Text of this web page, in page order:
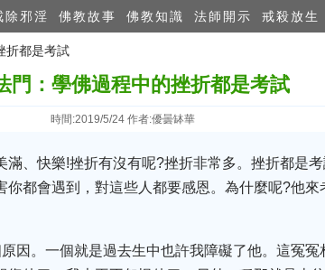
除邪淫 佛教故事 佛教知識 法師開示 戒殺放生
折都是考試
門：學佛過程中的挫折都是考試
時間:2019/5/24 作者:優曇缽華
、快樂!挫折有沒有呢?挫折非常多。挫折都是
都會遇到，對這些人都要感恩。為什麼呢?他
因。一個就是過去生中也許我障礙了他。這冤